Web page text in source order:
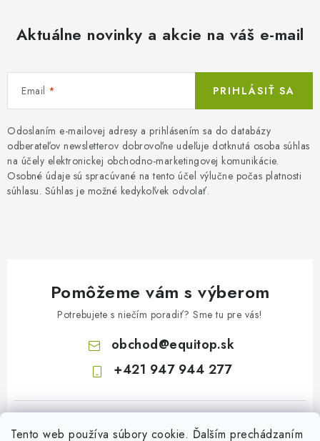
Tento web používa súbory cookie. Ďalším prechádzaním
Aktuálne novinky a akcie na váš e-mail
Email
Odoslaním e-mailovej adresy a prihlásením sa do databázy
odberateľov newsletterov dobrovoľne udeľuje dotknutá osoba súhlas
na účely elektronickej obchodno-marketingovej komunikácie.
Osobné údaje sú spracúvané na tento účel výlučne počas platnosti
súhlasu. Súhlas je možné kedykoľvek odvolať.
PRIHLÁSIŤ SA
Pomôžeme vám s výberom
Potrebujete s niečím poradiť? Sme tu pre vás!
obchod@equitop.sk
+421 947 944 277